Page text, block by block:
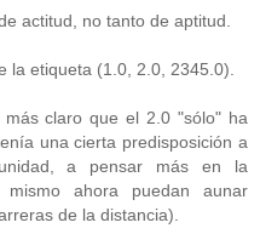
actitud, no tanto de aptitud.
la etiqueta (1.0, 2.0, 2345.0).
claro que el 2.0 "sólo" ha
una cierta predisposición a
a pensar más en la
ahora puedan aunar
de la distancia).